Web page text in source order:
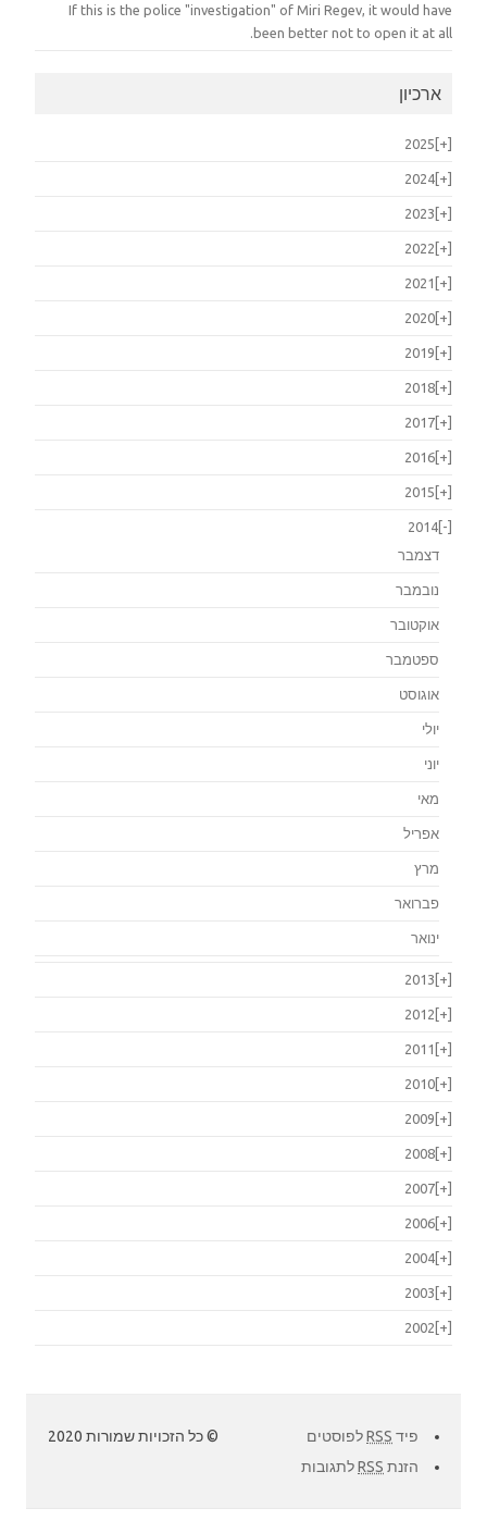
If this is the police "investigation" of Miri Regev, it would have
been better not to open it at all.
ארכיון
[+]
2025
[+]
2024
[+]
2023
[+]
2022
[+]
2021
[+]
2020
[+]
2019
[+]
2018
[+]
2017
[+]
2016
[+]
2015
[-]
2014
דצמבר
נובמבר
אוקטובר
ספטמבר
אוגוסט
יולי
יוני
מאי
אפריל
מרץ
פברואר
ינואר
[+]
2013
[+]
2012
[+]
2011
[+]
2010
[+]
2009
[+]
2008
[+]
2007
[+]
2006
[+]
2004
[+]
2003
[+]
2002
© כל הזכויות שמורות 2020 פיד RSSלפוסטים
הזנת RSSלתגובות